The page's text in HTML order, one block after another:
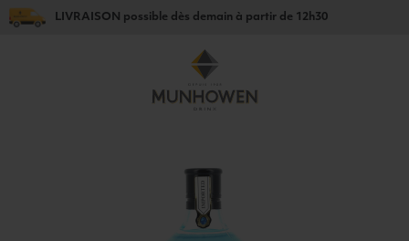
LIVRAISON possible dès demain à partir de 12h30